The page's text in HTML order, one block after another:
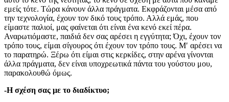
εμείς τότε. Τώρα κάνουν άλλα πράγματα. Εκφράζονται μέσα από
την τεχνολογία, έχουν τον δικό τους τρόπο. Αλλά εμάς, που
είμαστε παλιοί, μας φαίνεται ότι είναι ένα κενό εκεί πέρα.
Αναρωτιόμαστε, παιδιά δεν σας αρέσει η εγγύτητα; Όχι, έχουν τον
τρόπο τους, είμαι σίγουρος ότι έχουν τον τρόπο τους. Μ′ αρέσει να
το παρατηρώ. Ξέρω ότι είμαι στις κερκίδες, στην αρένα γίνονται
άλλα πράγματα, δεν είναι υποχρεωτικά πάντα του γούστου μου,
παρακολουθώ όμως.
-Η σχέση σας με το διαδίκτυο;